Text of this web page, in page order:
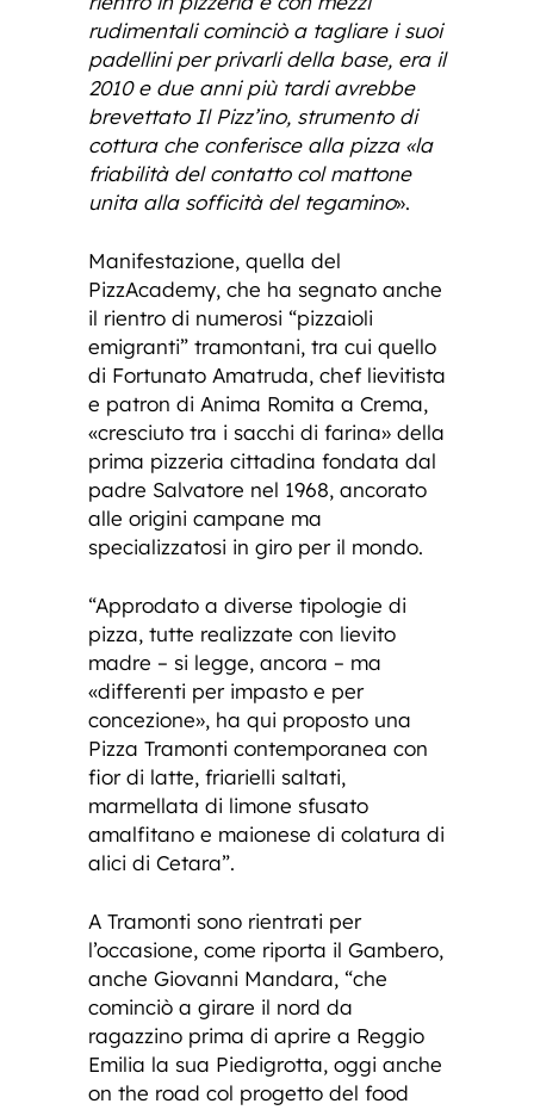
rudimentali cominciò a tagliare i suoi
padellini per privarli della base, era il
2010 e due anni più tardi avrebbe
brevettato Il Pizz’ino, strumento di
cottura che conferisce alla pizza «la
friabilità del contatto col mattone
unita alla sofficità del tegamino».
Manifestazione, quella del
PizzAcademy, che ha segnato anche
il rientro di numerosi “pizzaioli
emigranti” tramontani, tra cui quello
di Fortunato Amatruda, chef lievitista
e patron di Anima Romita a Crema,
«cresciuto tra i sacchi di farina» della
prima pizzeria cittadina fondata dal
padre Salvatore nel 1968, ancorato
alle origini campane ma
specializzatosi in giro per il mondo.
“Approdato a diverse tipologie di
pizza, tutte realizzate con lievito
madre – si legge, ancora – ma
«differenti per impasto e per
concezione», ha qui proposto una
Pizza Tramonti contemporanea con
fior di latte, friarielli saltati,
marmellata di limone sfusato
amalfitano e maionese di colatura di
alici di Cetara”.
A Tramonti sono rientrati per
l’occasione, come riporta il Gambero,
anche Giovanni Mandara, “che
cominciò a girare il nord da
ragazzino prima di aprire a Reggio
Emilia la sua Piedigrotta, oggi anche
on the road col progetto del food